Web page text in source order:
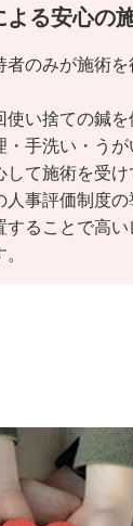
る安心の
のみが施術を
使い捨ての鍼
・手洗い・う
して施術を受
事評価制度
ることで高
運営の実績
では一番古くか
に安定してレベ
などの研修もし